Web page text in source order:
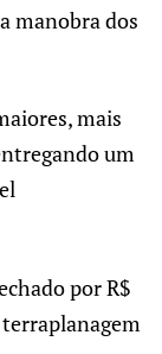
manobra dos
mais
um
por R$